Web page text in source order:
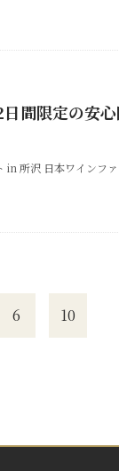
間限定の安
in 所沢 日本ワインフ
6 10